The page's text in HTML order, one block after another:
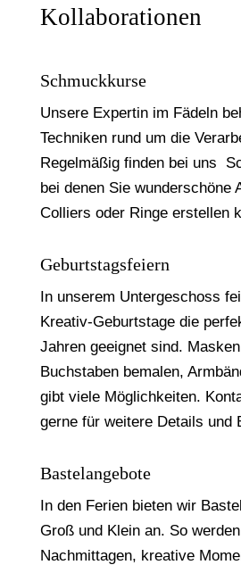
Kollaborationen
Schmuckkurse
Unsere Expertin im Fädeln
Techniken rund um die
Regelmäßig finden bei uns
bei denen Sie wunderschöne
Colliers oder Ringe erstellen
Geburtstagsfeiern
In unserem Untergeschoss
Kreativ-Geburtstage die
Jahren geeignet sind.
Buchstaben bemalen,
gibt viele Möglichkeiten.
gerne für weitere Details und
Bastelangebote
In den Ferien bieten wir
Groß und Klein an. So
Nachmittagen, kreative